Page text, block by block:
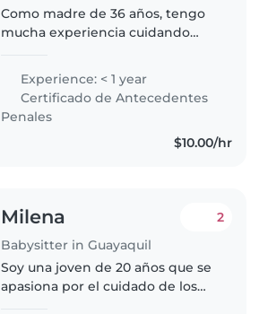
Como madre de 36 años, tengo
mucha experiencia cuidando
bebés hasta escolares. Soy una
persona responsable, amigable y
paciente, lo que me permite..
Experience: < 1 year
Certificado de Antecedentes
Penales
$10.00/hr
Milena
Babysitter in Guayaquil
2
Soy una joven de 20 años que se
apasiona por el cuidado de los